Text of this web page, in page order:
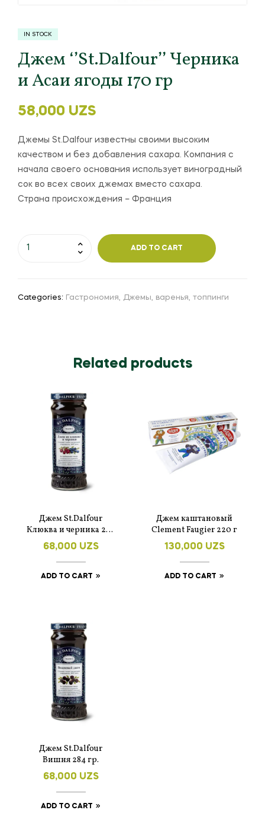
IN STOCK
Джем ‘’St.Dalfour’’ Черника
и Асаи ягоды 170 гр
58,000 UZS
Джемы St.Dalfour известны своими высоким
качеством и без добавления сахара. Компания с
начала своего основания использует виноградный
сок во всех своих джемах вместо сахара.
Страна происхождения – Франция
ADD TO CART
Categories: Гастрономия, Джемы, варенья, топпинги
Related products
Джем St.Dalfour
Клюква и черника 284
гр.
68,000 UZS
ADD TO CART
Джем каштановый
Clement Faugier 220 г
130,000 UZS
ADD TO CART
Джем St.Dalfour
Вишня 284 гр.
68,000 UZS
ADD TO CART